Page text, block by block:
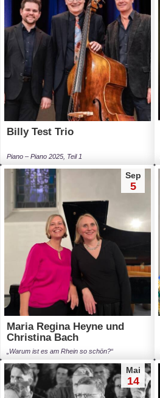
Billy Test Trio
Piano – Piano 2025, Teil 1
Sep
5
Maria Regina Heyne und
Christina Bach
„Warum ist es am Rhein so schön?“
Mai
14